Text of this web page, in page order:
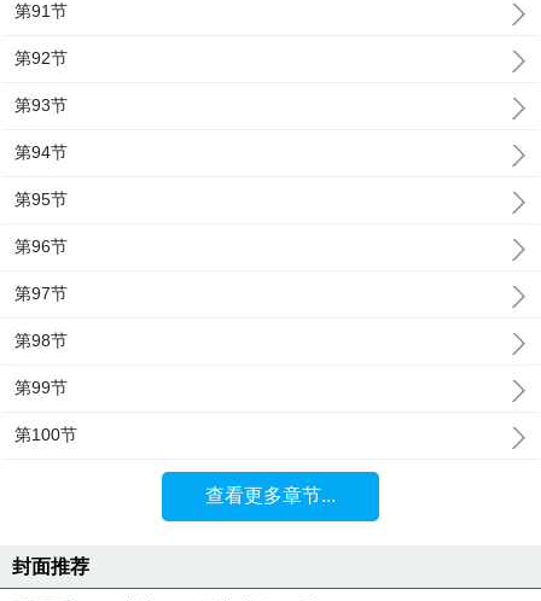
第91节
第92节
第93节
第94节
第95节
第96节
第97节
第98节
第99节
第100节
查看更多章节...
封面推荐